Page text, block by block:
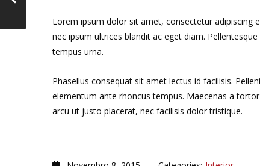
Lorem ipsum dolor sit amet, consectetur adipiscing
nec ipsum ultrices blandit ac eget diam.
tempus urna.
Phasellus consequat sit amet lectus id facilisis.
elementum ante rhoncus tempus. Maecenas a
arcu ut justo placerat, nec facilisis dolor tristique.